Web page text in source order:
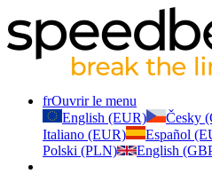
frOuvrir le menu
English (EUR)
Česky
Italiano (EUR)
Español
Polski (PLN)
English